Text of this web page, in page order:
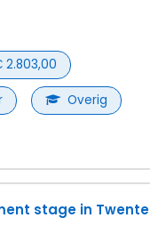
Overig
stage in Twente